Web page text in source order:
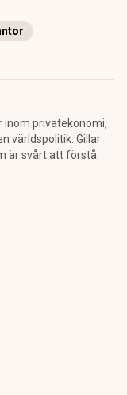
inom privatekonomi,
världspolitik. Gillar
är svårt att förstå.